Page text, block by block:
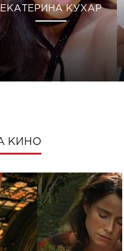
ЕКАТЕРИНА КУХАР
КИНО